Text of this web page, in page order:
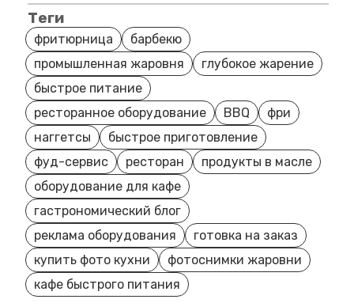
Теги
фритюрница
барбекю
промышленная жаровня
глубокое жарение
быстрое питание
ресторанное оборудование
BBQ
фри
наггетсы
быстрое приготовление
фуд-сервис
ресторан
продукты в масле
оборудование для кафе
гастрономический блог
реклама оборудования
готовка на заказ
купить фото кухни
фотоснимки жаровни
кафе быстрого питания